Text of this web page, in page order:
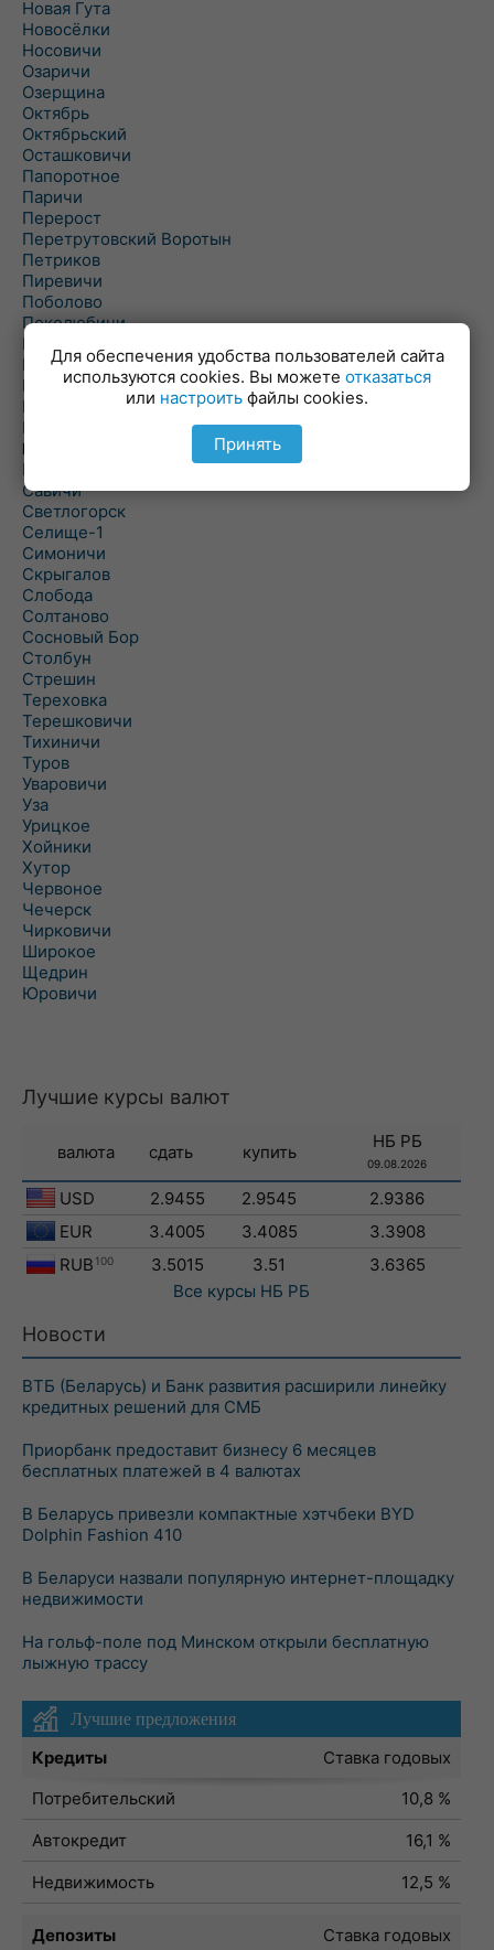
Новая Гута
Новосёлки
Носовичи
Озаричи
Озерщина
Октябрь
Октябрьский
Осташковичи
Папоротное
Паричи
Перерост
Перетрутовский Воротын
Петриков
Пиревичи
Поболово
Поколюбичи
Полесье
Птичь
Речица
Ровенская Слобода
Рогачев
Рогинь
Рудня
Савичи
Светлогорск
Селище-1
Симоничи
Скрыгалов
Слобода
Солтаново
Сосновый Бор
Столбун
Стрешин
Тереховка
Терешковичи
Тихиничи
Туров
Уваровичи
Уза
Урицкое
Хойники
Хутор
Червоное
Чечерск
Чирковичи
Широкое
Щедрин
Юровичи
Лучшие курсы валют
валюта сдать купить
НБ РБ
09.08.2026
USD 2.9455 2.9545
2.9386
EUR
3.4005 3.4085
3.3908
RUB 100 3.5015 3.51
3.6365
Все курсы НБ РБ
Новости
ВТБ (Беларусь) и Банк развития расширили линейку
кредитных решений для СМБ
Приорбанк предоставит бизнесу 6 месяцев
бесплатных платежей в 4 валютах
В Беларусь привезли компактные хэтчбеки BYD
Dolphin Fashion 410
В Беларуси назвали популярную интернет-площадку
недвижимости
На гольф-поле под Минском открыли бесплатную
лыжную трассу
Лучшие предложения
Кредиты
Ставка годовых
Потребительский
10,8 %
Автокредит
16,1 %
Недвижимость
12,5 %
Депозиты
Ставка годовых
Для обеспечения удобства пользователей сайта
используются cookies. Вы можете отказаться
или настроить файлы cookies.
Принять